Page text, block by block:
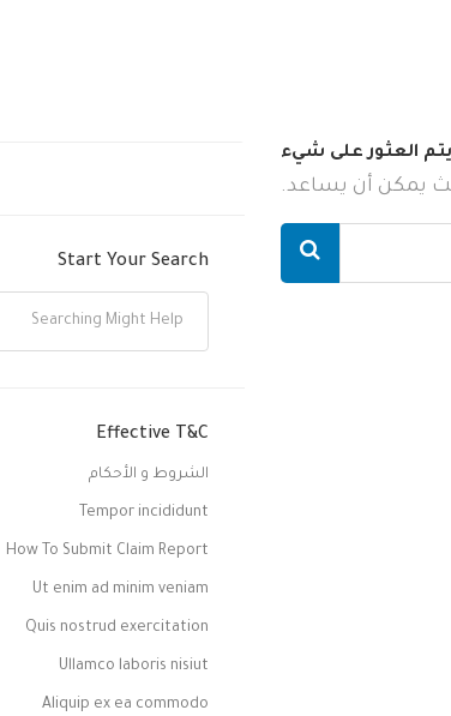
العثور على شيء
يمكن أن يساعد.
Start Your Search
Effective T&C
الشروط و الأحكام
Tempor incididunt
How To Submit Claim Report
Ut enim ad minim veniam
Quis nostrud exercitation
Ullamco laboris nisiut
Aliquip ex ea commodo